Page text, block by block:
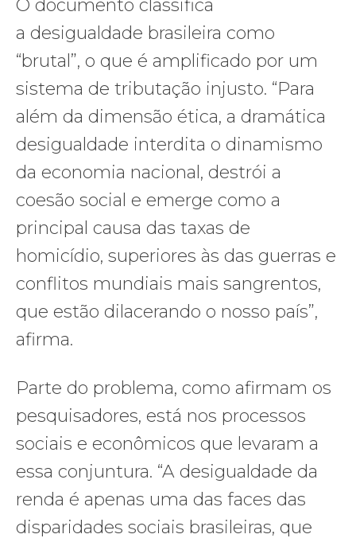
O documento classifica
a desigualdade brasileira como
“brutal”, o que é amplificado por um
sistema de tributação injusto. “Para
além da dimensão ética, a dramática
desigualdade interdita o dinamismo
da economia nacional, destrói a
coesão social e emerge como a
principal causa das taxas de
homicídio, superiores às das guerras e
conflitos mundiais mais sangrentos,
que estão dilacerando o nosso país”,
afirma.
Parte do problema, como afirmam os
pesquisadores, está nos processos
sociais e econômicos que levaram a
essa conjuntura. “A desigualdade da
renda é apenas uma das faces das
disparidades sociais brasileiras, que